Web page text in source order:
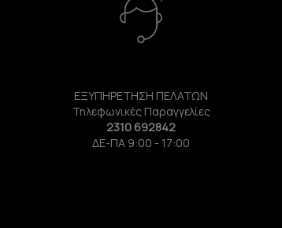
ΕΞΥΠΗΡΕΤΗΣΗ ΠΕΛΑΤΩΝ
Τηλεφωνικές Παραγγελίες
2310 692842
ΔΕ-ΠΑ 9:00 - 17:00